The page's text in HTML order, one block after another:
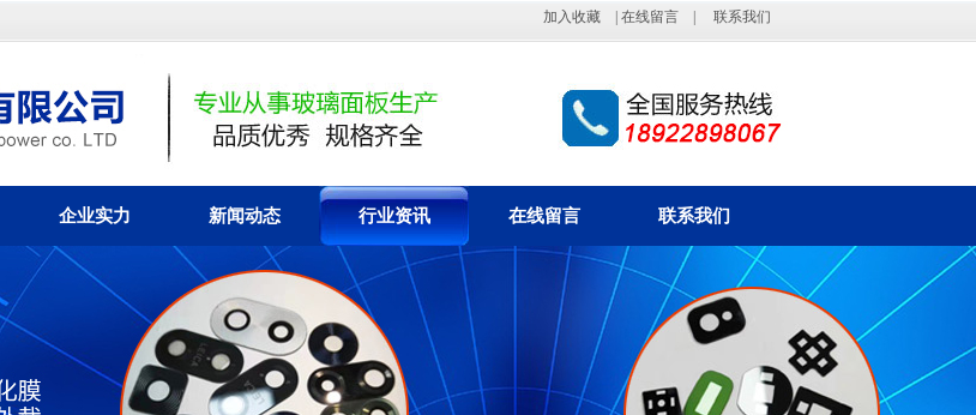
加入收藏 在线留言 联系我们
企业实力 新闻动态 行业资讯 在线留言 联系我们